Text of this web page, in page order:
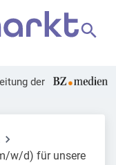
der
w/d) für unsere